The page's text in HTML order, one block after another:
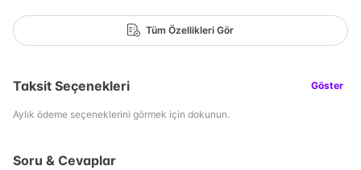
Tüm Özellikleri Gör
Taksit Seçenekleri Göster
Aylık ödeme seçeneklerini görmek için dokunun.
Soru & Cevaplar